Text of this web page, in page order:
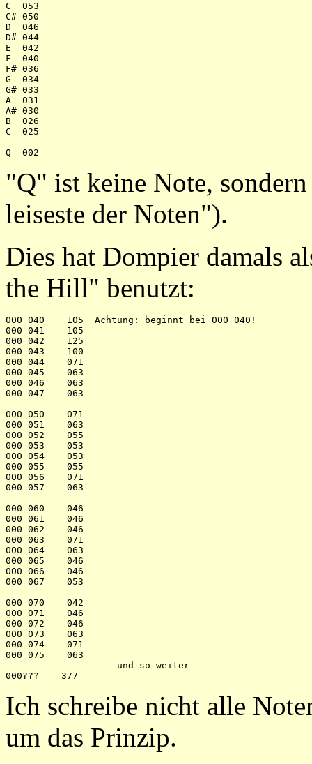
C  053
C# 050
D  046
D# 044
E  042
F  040
F# 036
G  034
G# 033
A  031
A# 030
B  026
C  025
"Q" ist keine Note,
leiseste der Noten").
Dies hat Dompier damals
the Hill" benutzt:
000 040    105  Achtung: beginnt bei 000 040!
000 041    105
000 042    125
000 043    100
000 044    071
000 045    063
000 046    063
000 047    063
000 050    071
000 051    063
000 052    055
000 053    053
000 054    053
000 055    055
000 056    071
000 057    063
000 060    046
000 061    046
000 062    046
000 063    071
000 064    063
000 065    046
000 066    046
000 067    053
000 070    042
000 071    046
000 072    046
000 073    063
000 074    071
000 075    063
                    und so weiter
Ich schreibe nicht alle
um das Prinzip.